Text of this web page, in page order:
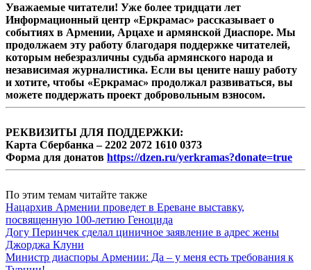
Уважаемые читатели! Уже более тридцати лет
Информационный центр «Еркрамас» рассказывает о
событиях в Армении, Арцахе и армянской Диаспоре. Мы
продолжаем эту работу благодаря поддержке читателей,
которым небезразличны судьба армянского народа и
независимая журналистика. Если вы цените нашу работу
и хотите, чтобы «Еркрамас» продолжал развиваться, вы
можете поддержать проект добровольным взносом.
РЕКВИЗИТЫ ДЛЯ ПОДДЕРЖКИ:
Карта Сбербанка – 2202 2072 1610 0373
Форма для донатов https://dzen.ru/yerkramas?donate=true
По этим темам читайте также
Нацархив Армении проведет в Ереване выставку,
посвященную 100-летию Геноцида
Догу Перинчек сделал циничное заявление в адрес жены
Джорджа Клуни
Министр диаспоры Армении: Да – у меня есть требования к